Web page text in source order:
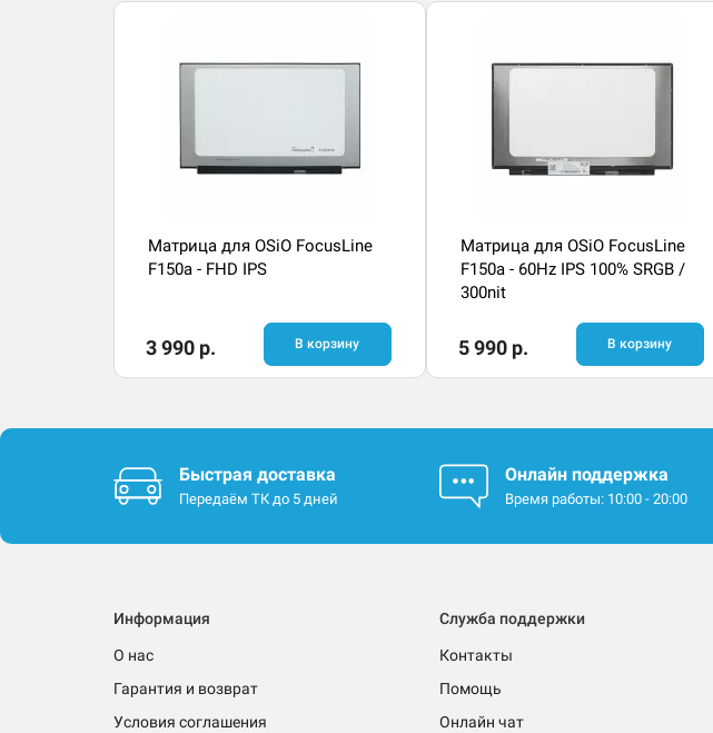
Матрица для OSiO FocusLine
F150a - FHD IPS
3 990 р. В корзину
Матрица для OSiO FocusLine
F150a - 60Hz IPS 100% SRGB /
300nit
5 990 р. В корзину
Быстрая доставка
Передаём ТК до 5 дней
Онлайн поддержка
Время работы: 10:00 - 20:00
Информация
О нас
Гарантия и возврат
Условия соглашения
Служба поддержки
Контакты
Помощь
Онлайн чат